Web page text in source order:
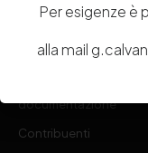
Ricerca e Sviluppo
Formazione
documentazione
Contribuenti
Per esigenze è
alla mail